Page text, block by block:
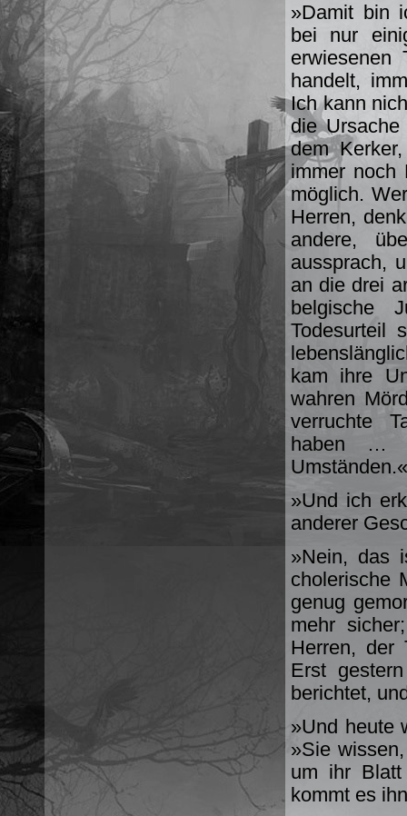
»Damit bin
bei nur
erwiesenen
handelt,
Ich kann
die
dem
immer noch
möglich.
Herren,
andere,
aussprach,
an die drei
belgische
Todesurteil
kam ihre
wahren
ver­ruchte
haben …
Umständen.«
»Und ich
anderer
»Nein, das
cholerische
genug
mehr
Herren, der
Erst
berichtet,
»Und heute
»Sie
um ihr
kommt es